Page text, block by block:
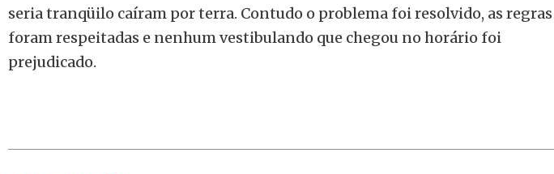
seria tranqüilo caíram por terra. Contudo o problema foi resolvido, as regras
foram respeitadas e nenhum vestibulando que chegou no horário foi
prejudicado.